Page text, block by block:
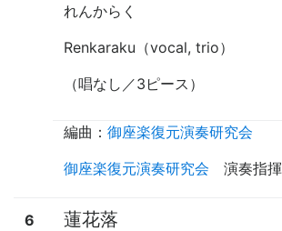
れんからく
Renkaraku（vocal, trio）
（唱なし／3ピース）
編曲： 御座楽復元演奏研究会
御座楽復元演奏研究会
演奏指揮
6 蓮花落